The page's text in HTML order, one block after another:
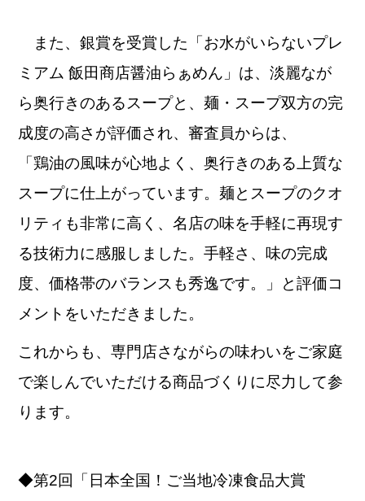
また、銀賞を受賞した「お水がいらないプレ
ミアム 飯田商店醤油らぁめん」は、淡麗なが
ら奥行きのあるスープと、麺・スープ双方の完
成度の高さが評価され、審査員からは、
「鶏油の風味が心地よく、奥行きのある上質な
スープに仕上がっています。麺とスープのクオ
リティも非常に高く、名店の味を手軽に再現す
る技術力に感服しました。手軽さ、味の完成
度、価格帯のバランスも秀逸です。」と評価コ
メントをいただきました。
これからも、専門店さながらの味わいをご家庭
で楽しんでいただける商品づくりに尽力して参
ります。
◆第2回「日本全国！ご当地冷凍食品大賞